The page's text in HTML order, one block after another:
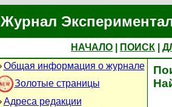
Журнал
НАЧАЛО ПОИСК
Общая информация о журнале
Золотые страницы
Адреса редакции